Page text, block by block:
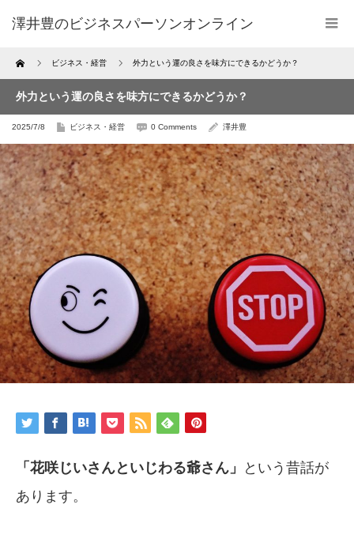
澤井豊のビジネスパーソンオンライン
Home ビジネス・経営 外力という運の良さを味方にできるかどうか？
外力という運の良さを味方にできるかどうか？
2025/7/8 ビジネス・経営 0 Comments 澤井豊
「花咲じいさんといじわる爺さん」
という昔話が
あります。